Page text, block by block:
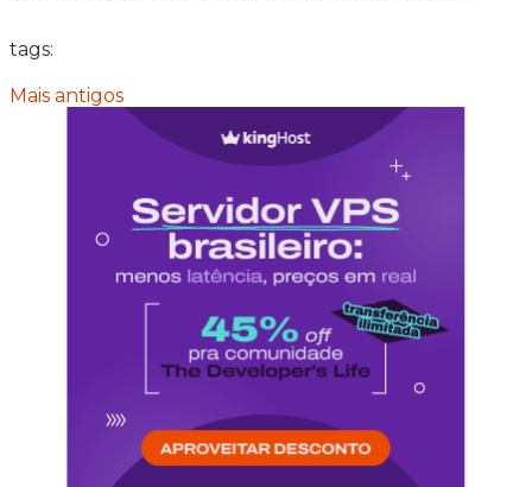
tags:
Mais antigos